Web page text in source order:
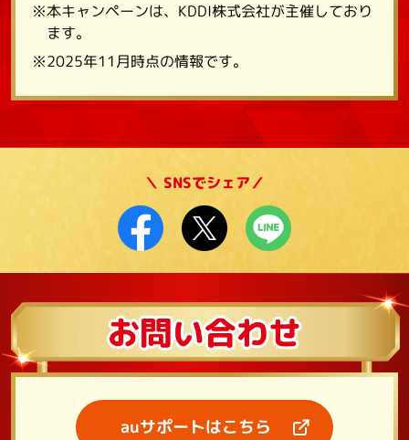
※本キャンペーンは、KDDI株式会社が主催しており
ます。
※2025年11月時点の情報です。
＼ SNSでシェア／
auサポートはこちら